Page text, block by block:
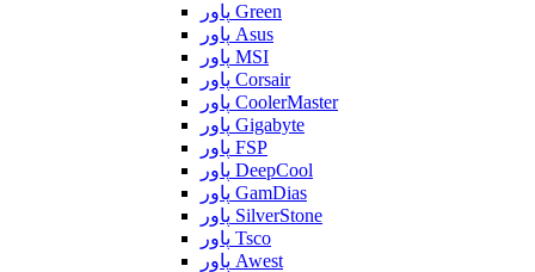
پاور Green
پاور Asus
پاور MSI
پاور Corsair
پاور CoolerMaster
پاور Gigabyte
پاور FSP
پاور DeepCool
پاور GamDias
پاور SilverStone
پاور Tsco
پاور Awest